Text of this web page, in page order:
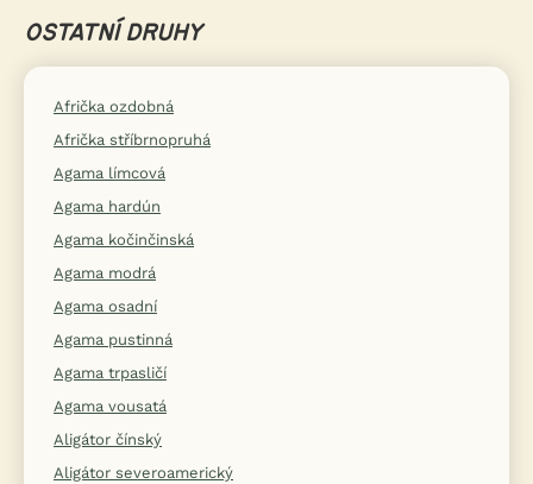
OSTATNÍ DRUHY
Afrička ozdobná
Afrička stříbrnopruhá
Agama límcová
Agama hardún
Agama kočinčinská
Agama modrá
Agama osadní
Agama pustinná
Agama trpasličí
Agama vousatá
Aligátor čínský
Aligátor severoamerický